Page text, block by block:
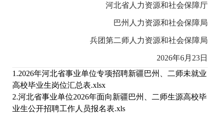
河北省人力资源和社会保障厅
巴州人力资源和社会保障局
兵团第二师人力资源和社会保障局
2026年6月23日
1.2026年河北省事业单位专项招聘新疆巴州、二师未就业
高校毕业生岗位汇总表.xlsx
2.河北省事业单位2026年面向新疆巴州、二师生源高校毕
业生公开招聘工作人员报名表.xls